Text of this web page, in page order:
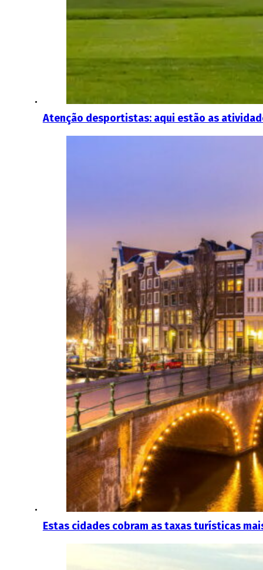
Atenção desportistas: aqui estão as
Estas cidades cobram as taxas turísticas